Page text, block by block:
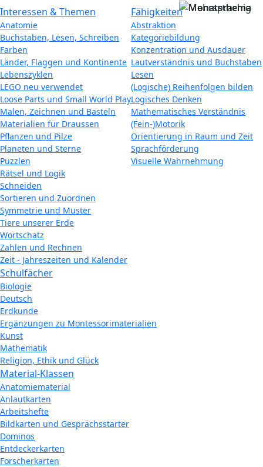
Interessen & Themen
Anatomie
Buchstaben, Lesen, Schreiben
Farben
Länder, Flaggen und Kontinente
Lebenszyklen
LEGO neu verwendet
Loose Parts und Small World Play
Malen, Zeichnen und Basteln
Materialien für Draussen
Pflanzen und Pilze
Planeten und Sterne
Puzzlen
Rätsel und Logik
Schneiden
Sortieren und Zuordnen
Symmetrie und Muster
Tiere unserer Erde
Wortschatz
Zahlen und Rechnen
Zeit - Jahreszeiten und Kalender
Fähigkeiten
Abstraktion
Kategoriebildung
Konzentration und Ausdauer
Lautverständnis und Buchstaben
Lesen
(Logische) Reihenfolgen bilden
Logisches Denken
Mathematisches Verständnis
(Fein-)Motorik
Orientierung in Raum und Zeit
Sprachförderung
Visuelle Wahrnehmung
Schulfächer
Biologie
Deutsch
Erdkunde
Ergänzungen zu Montessorimaterialien
Kunst
Mathematik
Religion, Ethik und Glück
Material-Klassen
Anatomiematerial
Anlautkarten
Arbeitshefte
Bildkarten und Gesprächsstarter
Dominos
Entdeckerkarten
Forscherkarten